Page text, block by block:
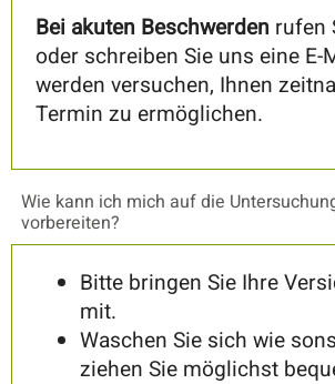
Bei akuten Beschwerden rufen
oder schreiben Sie uns eine E-
werden versuchen, Ihnen
Termin zu ermöglichen.
Wie kann ich mich auf die
vorbereiten?
Bitte bringen Sie Ihre
mit.
Waschen Sie sich wie
ziehen Sie möglichst